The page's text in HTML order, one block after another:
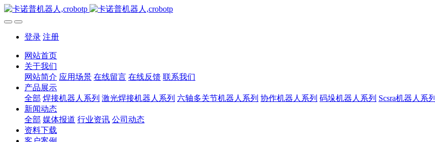
登录 注册
网站首页
关于我们
网站简介 应用场景 在线留言 在线反馈 联系我们
产品展示
全部 焊接机器人系列 激光焊接机器人系列 六轴多关节机器人系列 协作机器人系列 码垛机器人系列 Scsra机器人系列
新闻动态
全部 媒体报道 行业资讯 公司动态
资料下载